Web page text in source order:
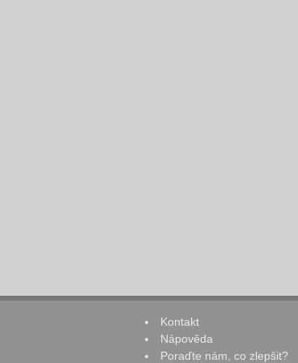
Kontakt
Nápověda
Poraďte nám, co zlepšit?